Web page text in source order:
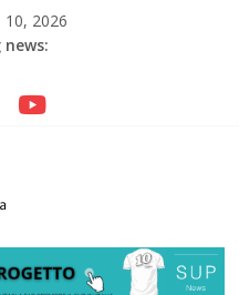
2026
per Reggio Calabria
di Gallico torna la festa
con la giornata della
per lo IOR